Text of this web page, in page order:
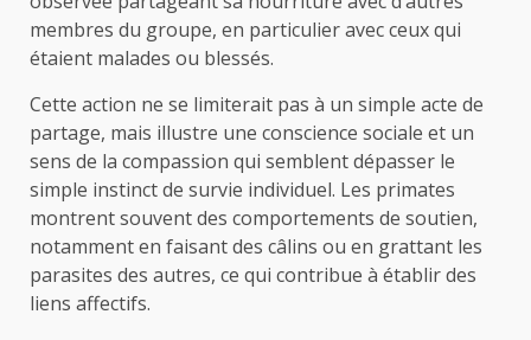
membres du groupe, en particulier avec ceux qui
étaient malades ou blessés.
Cette action ne se limiterait pas à un simple acte de
partage, mais illustre une conscience sociale et un
sens de la compassion qui semblent dépasser le
simple instinct de survie individuel. Les primates
montrent souvent des comportements de soutien,
notamment en faisant des câlins ou en grattant les
parasites des autres, ce qui contribue à établir des
liens affectifs.